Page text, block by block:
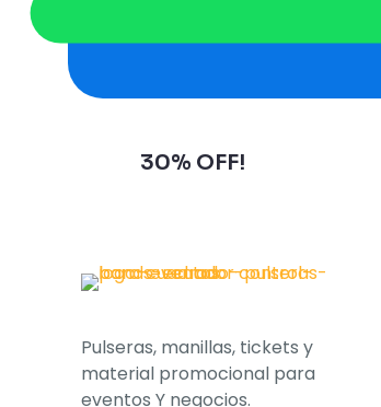
30% OFF!
Pulseras, manillas, tickets y
material promocional para
eventos Y negocios.